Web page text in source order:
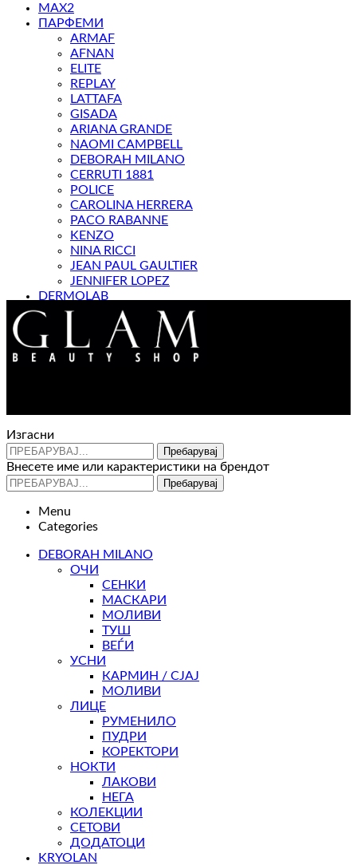
MAX2
ПАРФЕМИ
ARMAF
AFNAN
ELITE
REPLAY
LATTAFA
GISADA
ARIANA GRANDE
NAOMI CAMPBELL
DEBORAH MILANO
CERRUTI 1881
POLICE
CAROLINA HERRERA
PACO RABANNE
KENZO
NINA RICCI
JEAN PAUL GAULTIER
JENNIFER LOPEZ
DERMOLAB
МАГАЗИН
Изгасни
Пребарувај
Внесете име или карактеристики на брендот
Пребарувај
Menu
Categories
DEBORAH MILANO
ОЧИ
СЕНКИ
МАСКАРИ
МОЛИВИ
ТУШ
ВЕЃИ
УСНИ
КАРМИН / СЈАЈ
МОЛИВИ
ЛИЦЕ
РУМЕНИЛО
ПУДРИ
КОРЕКТОРИ
НОКТИ
ЛАКОВИ
НЕГА
КОЛЕКЦИИ
СЕТОВИ
ДОДАТОЦИ
KRYOLAN